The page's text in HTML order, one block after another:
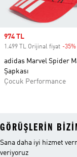
Sale price
974 TL
1.499 TL Orijinal fiyat -35%
adidas Marvel Spider
Şapkası
Çocuk Performance
GÖRÜŞLERIN
Sana daha iyi hizmet
veriyoruz